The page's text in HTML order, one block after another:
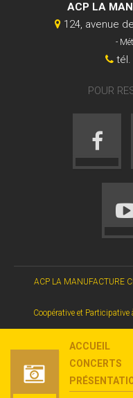
ACP LA
124, avenue
-
tél.
POUR
ACP LA MANUFACTURE
Coopérative et
ACCUEIL
CONCERTS